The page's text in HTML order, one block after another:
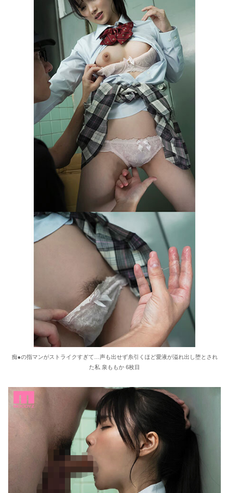
痴●の指マンがストライクすぎて…声も出せず糸引くほど愛液が溢れ出し堕とされ
た私 泉ももか 6枚目